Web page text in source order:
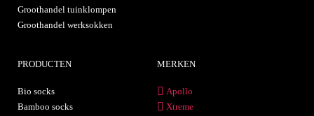
Groothandel tuinklompen
Groothandel werksokken
PRODUCTEN
Bio socks
Bamboo socks
MERKEN
Apollo
Xtreme